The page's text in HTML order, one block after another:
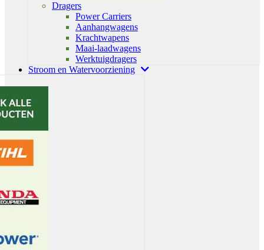
Dragers
Power Carriers
Aanhangwagens
Krachtwapens
Maai-laadwagens
Werktuigdragers
Stroom en Watervoorziening